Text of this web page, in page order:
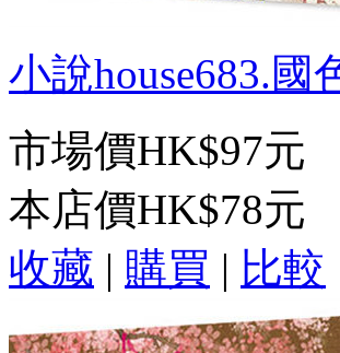
小說house683.國
市場價HK$97元
本店價HK$78元
收藏 | 購買 | 比較